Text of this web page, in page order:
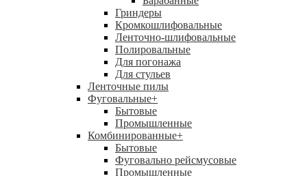
Гриндеры
Кромкошлифовальные
Ленточно-шлифовальные
Полировальные
Для погонажа
Для стульев
Ленточные пилы
Фуговальные+
Бытовые
Промышленные
Комбинированные+
Бытовые
Фуговально рейсмусовые
Промышленные